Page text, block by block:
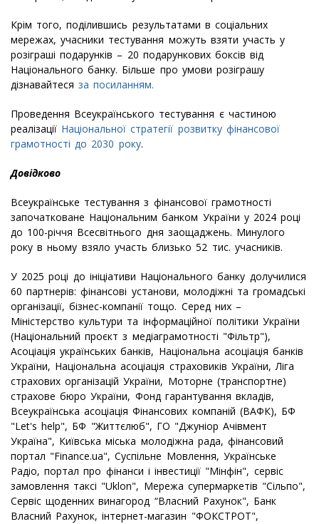
Крім того, поділившись результатами в соціальних
мережах, учасники тестування можуть взяти участь у
розіграші подарунків – 20 подарункових боксів від
Національного банку. Більше про умови розіграшу
дізнавайтесяза посиланням.
Проведення Всеукраїнського тестування є частиною
реалізації Національної стратегії розвитку фінансової
грамотності до 2030 року.
Довідково
Всеукраїнське тестування з фінансової грамотності
започатковане Національним банком України у 2024 році
до 100-річчя Всесвітнього дня заощаджень. Минулого
року в ньому взяло участь близько 52 тис. учасників.
У 2025 році до ініціативи Національного банку долучилися
60 партнерів: фінансові установи, молодіжні та громадські
організації, бізнес-компанії тощо. Серед них –
Міністерство культури та інформаційної політики України
(Національний проєкт з медіаграмотності "Фільтр"),
Асоціація українських банків, Національна асоціація банків
України, Національна асоціація страховиків України, Ліга
страхових організацій України, Моторне (транспортне)
страхове бюро України, Фонд гарантування вкладів,
Всеукраїнська асоціація Фінансових компаній (ВАФК), БФ
"Let's help", БФ "Життєлюб", ГО "Джуніор Ачівмент
Україна", Київська міська молодіжна рада, фінансовий
портал "Finance.ua", Суспільне Мовлення, Українське
Радіо, портал про фінанси і інвестиції "Мінфін", сервіс
замовлення таксі "Uklon", Мережа супермаркетів "Сільпо",
Сервіс щоденних винагород “Власний Рахунок", Банк
Власний Рахунок, інтернет-магазин "ФОКСТРОТ",